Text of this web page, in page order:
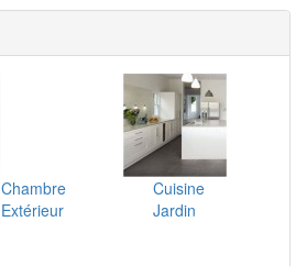
Chambre
Cuisine
Extérieur
Jardin